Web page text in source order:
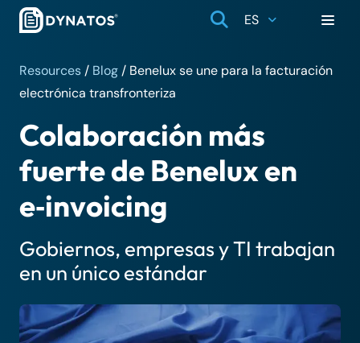
ES
Resources / Blog / Benelux se une para la facturación
electrónica transfronteriza
Colaboración más
fuerte de Benelux en
e‑invoicing
Gobiernos, empresas y TI trabajan
en un único estándar